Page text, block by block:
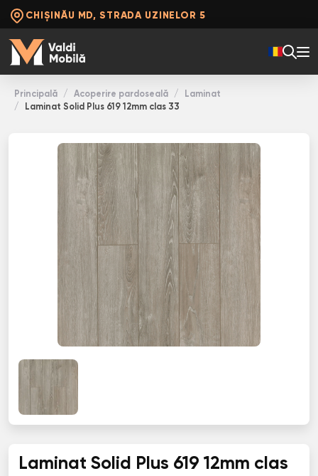
CHIȘINĂU MD, STRADA UZINELOR 5
Principală Acoperire pardoseală
Laminat
Laminat Solid Plus 619 12mm clas 33
Laminat Solid Plus 619 12mm clas